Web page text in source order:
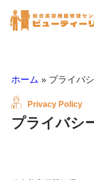
ホーム » プライバ
Privacy Policy
プライバシ